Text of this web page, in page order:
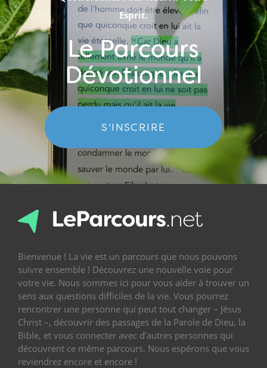
Esprit.
Le Parcours
Dévotionnel
S'INSCRIRE
Bienvenue ! La vie est un parcours que nous pouvons
suivre ensemble ! Découvrez une nouvelle voie pour
votre vie. Nous sommes ici pour vous aider à trouver un
sens aux questions difficiles de la vie. Vous pourrez
rencontrer une personne qui peut tout changer – Jésus
Christ –, découvrir des passages de la Parole de Dieu, la
Bible, et vous connecter avec d’autres personnes qui
découvrent ce même parcours. Nous espérons que vous
reviendrez encore et encore !